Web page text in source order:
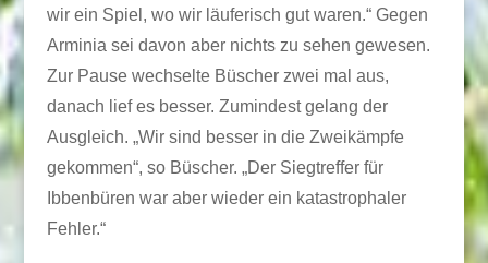
wir ein Spiel, wo wir läuferisch gut waren.“ Gegen
Arminia sei davon aber nichts zu sehen gewesen.
Zur Pause wechselte Büscher zwei mal aus,
danach lief es besser. Zumindest gelang der
Ausgleich. „Wir sind besser in die Zweikämpfe
gekommen“, so Büscher. „Der Siegtreffer für
Ibbenbüren war aber wieder ein katastrophaler
Fehler.“